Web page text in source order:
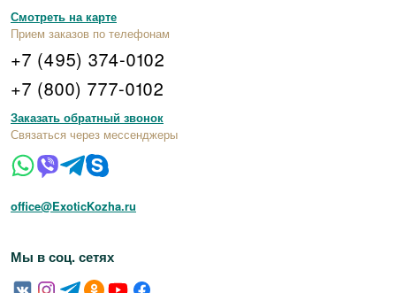
Смотреть на карте
Прием заказов по телефонам
+7 (495) 374-0102
+7 (800) 777-0102
Заказать обратный звонок
Связаться через мессенджеры
office@ExoticKozha.ru
Мы в соц. сетях